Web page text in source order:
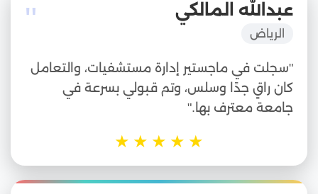
" عبدالله المالكي
الرياض
"سجلت في ماجستير إدارة مستشفيات، والتعامل
كان راقٍ جدًا وسلس، وتم قبولي بسرعة في
جامعة معترف بها."
★
★
★
★
★